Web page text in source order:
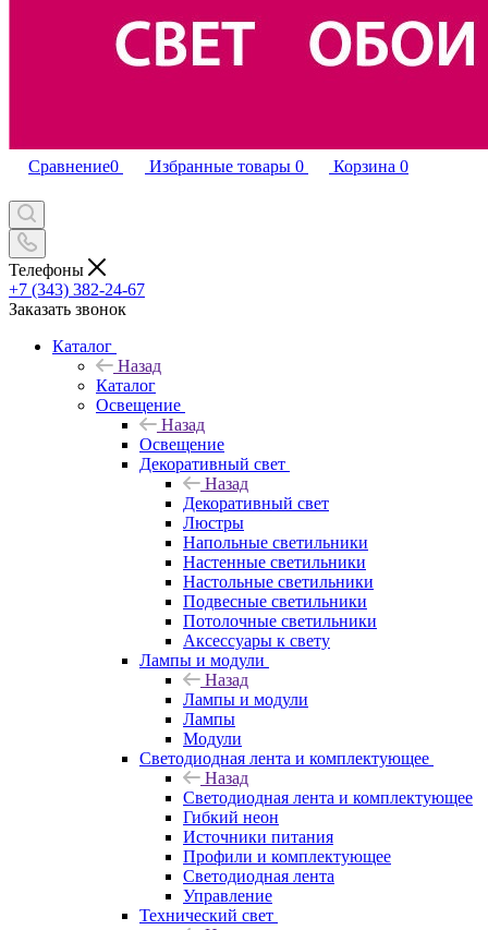
Сравнение0 Избранные товары 0 Корзина 0
Телефоны
+7 (343) 382-24-67
Заказать звонок
Каталог
Назад
Каталог
Освещение
Назад
Освещение
Декоративный свет
Назад
Декоративный свет
Люстры
Напольные светильники
Настенные светильники
Настольные светильники
Подвесные светильники
Потолочные светильники
Аксессуары к свету
Лампы и модули
Назад
Лампы и модули
Лампы
Модули
Светодиодная лента и комплектующее
Назад
Светодиодная лента и комплектующее
Гибкий неон
Источники питания
Профили и комплектующее
Светодиодная лента
Управление
Технический свет